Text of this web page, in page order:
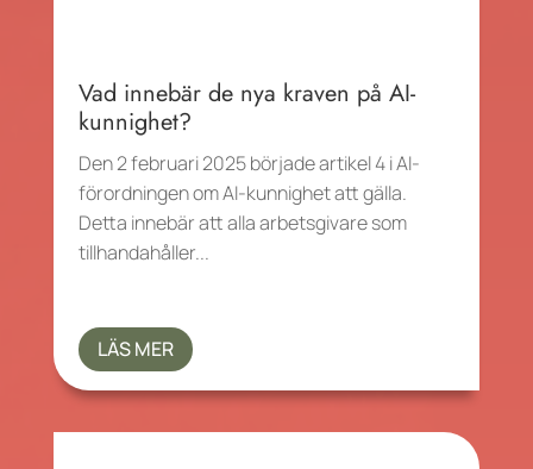
Vad innebär de nya kraven på AI-
kunnighet?
Den 2 februari 2025 började artikel 4 i AI-
förordningen om AI-kunnighet att gälla.
Detta innebär att alla arbetsgivare som
tillhandahåller...
LÄS MER